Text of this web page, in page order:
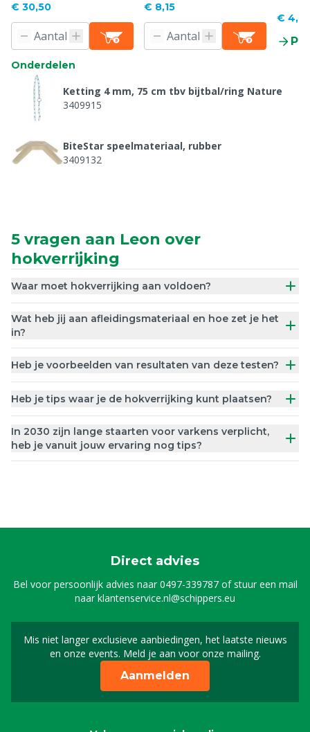
€ 30,50 € 8,15
€
Onderdelen
Ketting 4 mm, 75 cm tbv bijtbal/ring Nature
3409915
BiteStar speelmateriaal, rubber
3409132
5 vragen aan Leon over
hokverrijking
Waar moet hokverrijking aan voldoen?
Wat heb jij aan afleidingsmateriaal en hoe zet je het
in?
Heb je voorbeelden van resultaten van deze testen?
Heb je tips waar je de hokverrijking kunt plaatsen?
In 2030 zijn lange staarten voor varkens verplicht,
heb je vanuit jouw ervaring nog tips?
Direct advies
Bel voor persoonlijk advies naar0497-339787of stuur een mail
naarklantenservice.nl@schippers.eu
Mis niet langer exclusieve aanbiedingen, het laatste nieuws
en onze events. Meld je aan voor onze mailing.
Schrijf je in voor onze
Aanmelden